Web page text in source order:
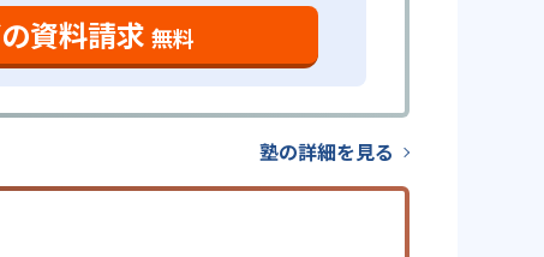
資料請求 無料
塾の詳細を見る